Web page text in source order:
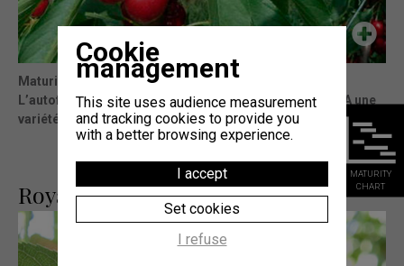
Maturity
: -7j Sweetheart® (témoin)
L’autofertilité et la tardivité de floraison font de SKEENA une
variété adaptée à toutes les zones de production
Royal Tioga (cov)
MATURITY
CHART
Cookie
management
This site uses audience measurement
and tracking cookies to provide you
with a better browsing experience.
I accept
Set cookies
I refuse